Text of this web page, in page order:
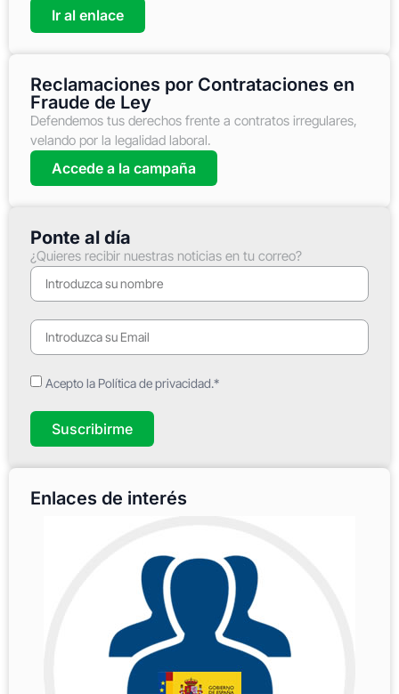
Ir al enlace
Reclamaciones por Contrataciones en
Fraude de Ley
Defendemos tus derechos frente a contratos irregulares,
velando por la legalidad laboral.
Accede a la campaña
Ponte al día
¿Quieres recibir nuestras noticias en tu correo?
Acepto la Política de privacidad.*
Suscribirme
Enlaces de interés